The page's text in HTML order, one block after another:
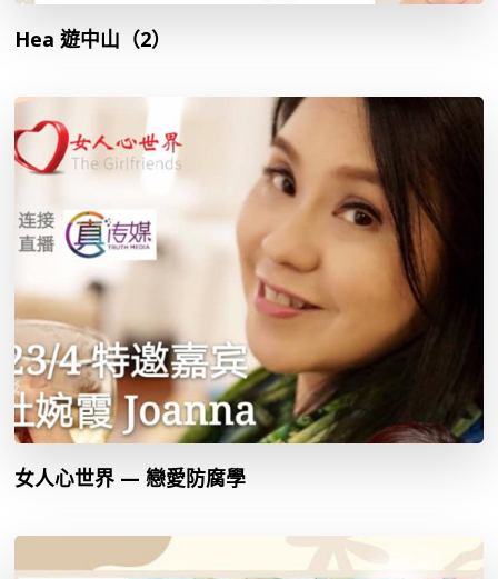
Hea 遊中山（2）
女人心世界 — 戀愛防腐學